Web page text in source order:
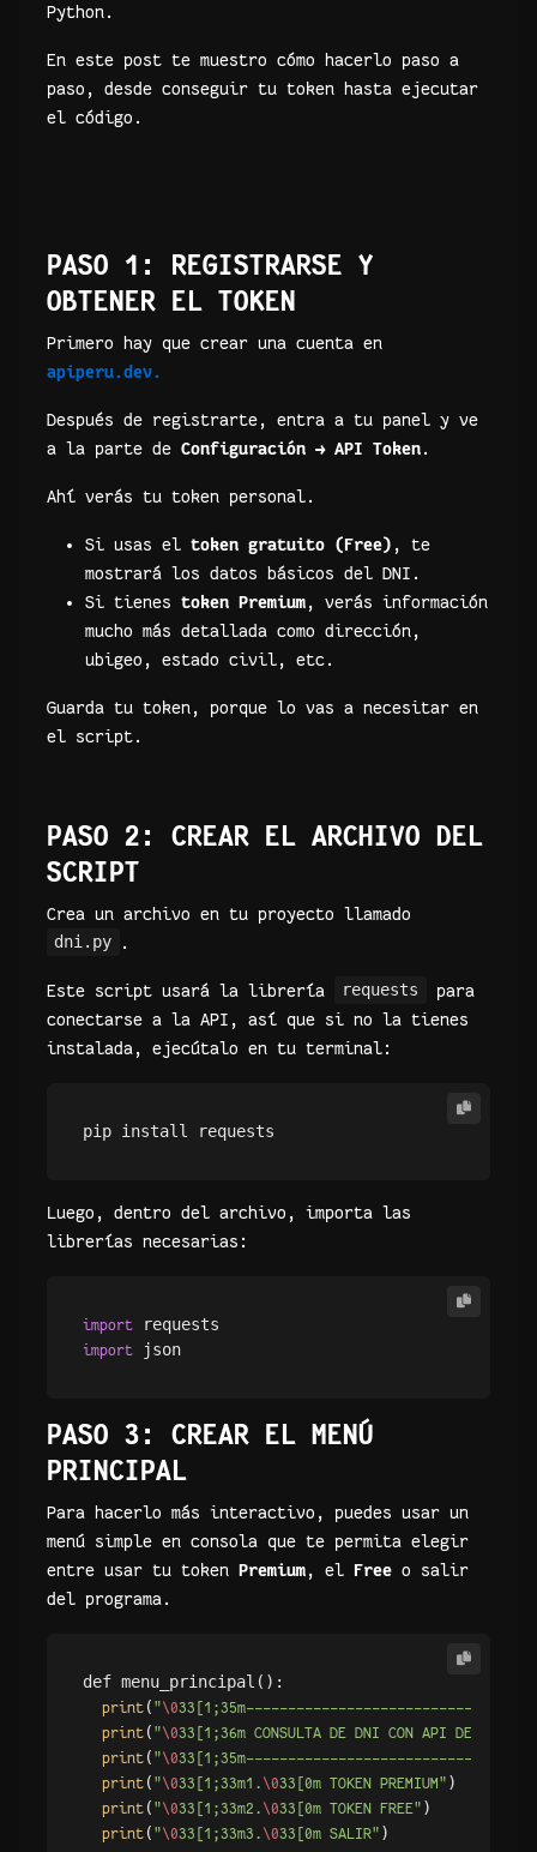
Python.
En este post te muestro cómo hacerlo paso a
paso, desde conseguir tu token hasta ejecutar
el código.
PASO 1: REGISTRARSE Y
OBTENER EL TOKEN
Primero hay que crear una cuenta en
apiperu.dev.
Después de registrarte, entra a tu panel y ve
a la parte de Configuración → API Token.
Ahí verás tu token personal.
Si usas el token gratuito (Free) , te
mostrará los datos básicos del DNI.
Si tienes token Premium, verás información
mucho más detallada como dirección,
ubigeo, estado civil, etc.
Guarda tu token, porque lo vas a necesitar en
el script.
PASO 2: CREAR EL ARCHIVO DEL
SCRIPT
Crea un archivo en tu proyecto llamado
dni.py .
Este script usará la librería requests
para
conectarse a la API, así que si no la tienes
instalada, ejecútalo en tu terminal:
Luego, dentro del archivo, importa las
librerías necesarias:
import
import
PASO 3: CREAR EL MENÚ
PRINCIPAL
Para hacerlo más interactivo, puedes usar un
menú simple en consola que te permita elegir
entre usar tu token Premium, el Free o salir
del programa.
def menu_principal():
print ( "\0
print ( "\033[1;36m CONSULTA DE DNI CON API DE PERU
print ( "\0
print ( "\033[1;33m1. \033[0m TOKEN PREMIUM" )
print ( "\033[1;33m2. \033[0m TOKEN FREE" )
print ( "\033[1;33m3. \033[0m SALIR"